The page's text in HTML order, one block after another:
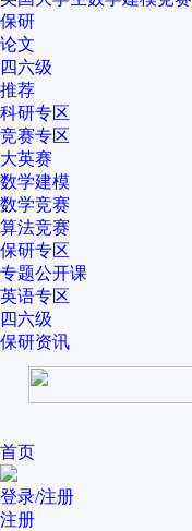
保研
论文
四六级
推荐
科研专区
竞赛专区
大英赛
数学建模
数学竞赛
算法竞赛
保研专区
专题公开课
英语专区
四六级
保研资讯
首页
登录/注册
注册